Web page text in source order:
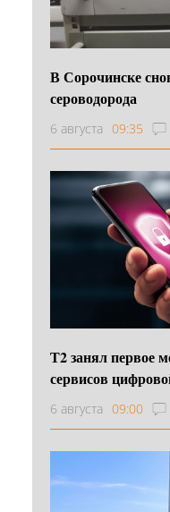
В Сорочинске
сероводорода
6 августа 09:35
Т2 занял первое
сервисов
6 августа 09:00